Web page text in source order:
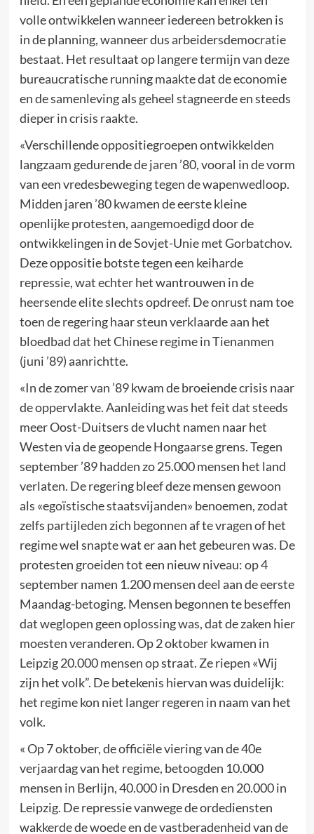
volle ontwikkelen wanneer iedereen betrokken is
in de planning, wanneer dus arbeidersdemocratie
bestaat. Het resultaat op langere termijn van deze
bureaucratische running maakte dat de economie
en de samenleving als geheel stagneerde en steeds
dieper in crisis raakte.
«Verschillende oppositiegroepen ontwikkelden
langzaam gedurende de jaren ’80, vooral in de vorm
van een vredesbeweging tegen de wapenwedloop.
Midden jaren ’80 kwamen de eerste kleine
openlijke protesten, aangemoedigd door de
ontwikkelingen in de Sovjet-Unie met Gorbatchov.
Deze oppositie botste tegen een keiharde
repressie, wat echter het wantrouwen in de
heersende elite slechts opdreef. De onrust nam toe
toen de regering haar steun verklaarde aan het
bloedbad dat het Chinese regime in Tienanmen
(juni ’89) aanrichtte.
«In de zomer van ’89 kwam de broeiende crisis naar
de oppervlakte. Aanleiding was het feit dat steeds
meer Oost-Duitsers de vlucht namen naar het
Westen via de geopende Hongaarse grens. Tegen
september ’89 hadden zo 25.000 mensen het land
verlaten. De regering bleef deze mensen gewoon
als «egoïstische staatsvijanden» benoemen, zodat
zelfs partijleden zich begonnen af te vragen of het
regime wel snapte wat er aan het gebeuren was. De
protesten groeiden tot een nieuw niveau: op 4
september namen 1.200 mensen deel aan de eerste
Maandag-betoging. Mensen begonnen te beseffen
dat weglopen geen oplossing was, dat de zaken hier
moesten veranderen. Op 2 oktober kwamen in
Leipzig 20.000 mensen op straat. Ze riepen «Wij
zijn het volk”. De betekenis hiervan was duidelijk:
het regime kon niet langer regeren in naam van het
volk.
« Op 7 oktober, de officiële viering van de 40e
verjaardag van het regime, betoogden 10.000
mensen in Berlijn, 40.000 in Dresden en 20.000 in
Leipzig. De repressie vanwege de ordediensten
wakkerde de woede en de vastberadenheid van de